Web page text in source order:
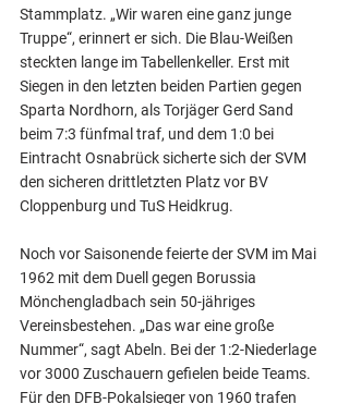
Stammplatz. „Wir waren eine ganz junge
Truppe“, erinnert er sich. Die Blau-Weißen
steckten lange im Tabellenkeller. Erst mit
Siegen in den letzten beiden Partien gegen
Sparta Nordhorn, als Torjäger Gerd Sand
beim 7:3 fünfmal traf, und dem 1:0 bei
Eintracht Osnabrück sicherte sich der SVM
den sicheren drittletzten Platz vor BV
Cloppenburg und TuS Heidkrug.
Noch vor Saisonende feierte der SVM im Mai
1962 mit dem Duell gegen Borussia
Mönchengladbach sein 50-jähriges
Vereinsbestehen. „Das war eine große
Nummer“, sagt Abeln. Bei der 1:2-Niederlage
vor 3000 Zuschauern gefielen beide Teams.
Für den DFB-Pokalsieger von 1960 trafen